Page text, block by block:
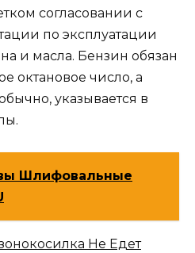
согласовании с
по эксплуатации
и масла. Бензин обязан
октановое число, а
указывается в
Шлифовальные
Не Едет